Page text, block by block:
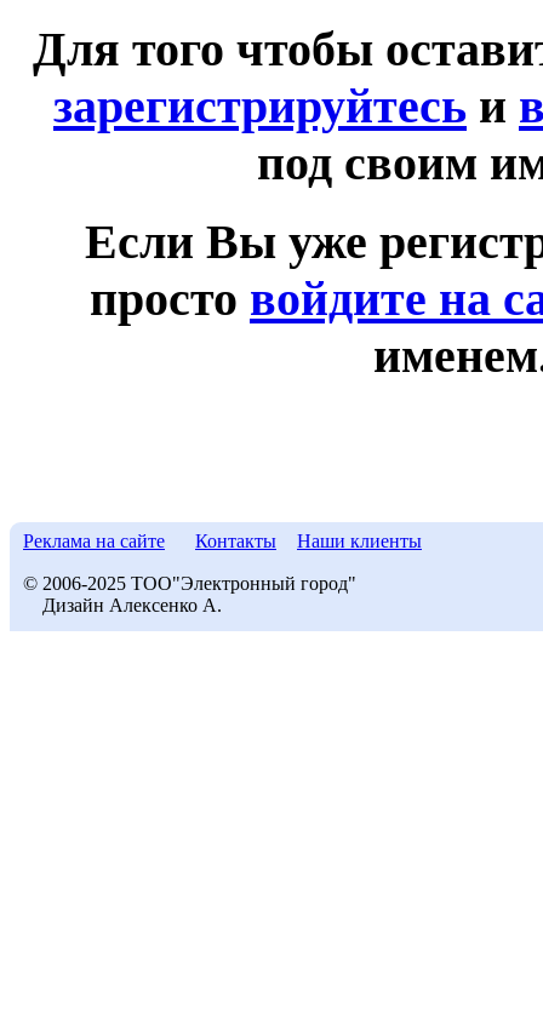
Для того чтобы
зарегистрируйтесь и
под своим
Если Вы уже
просто войдите на
Реклама на сайте Контакты Наши клиенты
© 2006-2025 ТОО"Электронный город"
Дизайн Алексенко А.